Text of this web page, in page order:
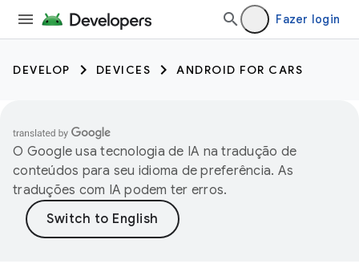
Fazer login
DEVELOP DEVICES ANDROID FOR CARS
O Google usa tecnologia de IA na tradução de
conteúdos para seu idioma de preferência. As
traduções com IA podem ter erros.